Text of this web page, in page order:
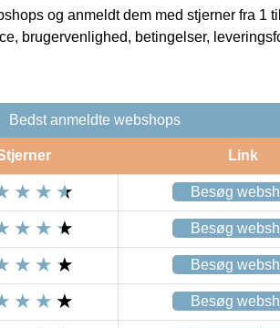
og anmeldt dem med stjerner fra 1
brugervenlighed, betingelser,
Bedst anmeldte webshops
Link
Besøg
Besøg
Besøg
Besøg